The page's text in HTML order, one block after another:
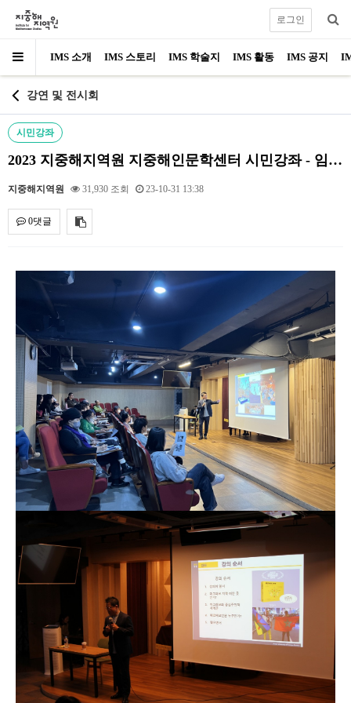
IMS 소개 IMS 스토리 IMS 학술지 IMS 활동 IMS 공지
로그인
강연 및 전시회
시민강좌
2023 지중해지역원 지중해인문학센터 시민강좌 - 임기…
지중해지역원 31,930 조회 23-10-31 13:38
0댓글
내용